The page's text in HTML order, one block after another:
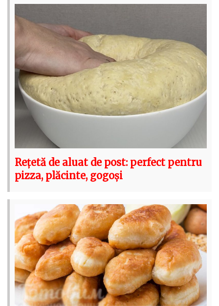
Rețetă de aluat de post: perfect pentru
pizza, plăcinte, gogoși